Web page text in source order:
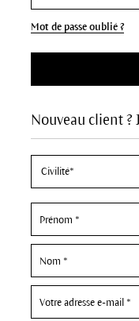
Nouveau client ?
Mot de passe oublié ?